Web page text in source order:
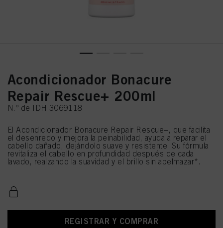
Acondicionador Bonacure
Repair Rescue+ 200ml
N.º de IDH 3069118
El Acondicionador Bonacure Repair Rescue+, que facilita
el desenredo y mejora la peinabilidad, ayuda a reparar el
cabello dañado, dejándolo suave y resistente. Su fórmula
revitaliza el cabello en profundidad después de cada
lavado, realzando la suavidad y el brillo sin apelmazar*.
REGISTRAR Y COMPRAR